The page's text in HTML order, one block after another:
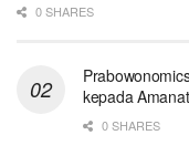
0 SHARES
kepada
0 SHARES